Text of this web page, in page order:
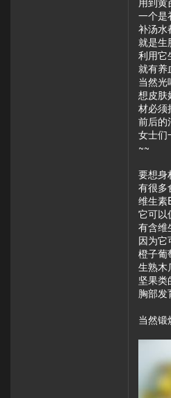
一个是
补汤水
就是生
利用它
就有养
当然光
想皮肤
材必须
前后的
女士们
~~
要想身
有很多
维生素
它可以
有含维
因为它
橙子葡
生熟木
坚果类
胸部发
当然锻